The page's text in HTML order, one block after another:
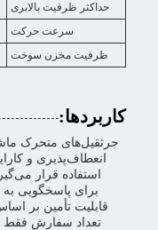
حداکثر ظرفیت بالابری
سرعت حرکت
ظرفیت مخزن سوخت
کاربردها:
جرثقیل‌های متحرک
انعطاف‌پذیری و
استفاده قرار
برای پاسخگویی به
قابلیت تأمین بر
تعداد سفارش فقط